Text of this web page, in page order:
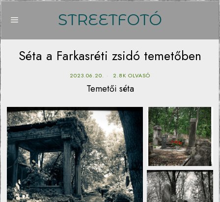
STREETFOTÓ
Séta a Farkasréti zsidó temetőben
2023.06.20. 2.8K OLVASÓ
Temetői séta